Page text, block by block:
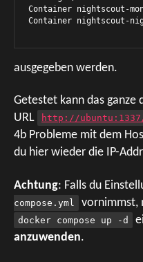
Container nightscout-
Container nightscout-
ausgegeben werden.
Getestet kann das ganze
URL
http://
4b Probleme mit dem
du hier wieder die IP-
Achtung: Falls du
compose.yml
vornimmst,
docker compose up -d
anzuwenden.